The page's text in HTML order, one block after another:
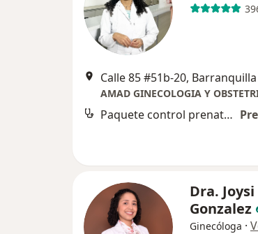
Calle 85 #51b-20, Barranquilla
AMAD GINECOLOGIA Y
Paquete control prenatal y atención al parto
Dra.
Gonzalez
Ginecóloga ·